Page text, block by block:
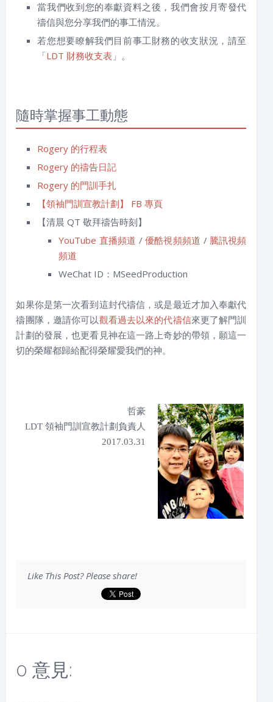
當我們收到您的奉獻資料之後，我們會按月寄發代
禱信與您分享我們的事工情況。
若您想要瞭解我們目前事工財務的收支狀況，請至
「LDT 財務收支表 」。
隨時掌握事工動態
Rogery 的行程表
Rogery 的禱告日記
Rogery 的門訓手扎
【領袖門訓宣教計劃】 FB 專頁
【清晨 QT 敬拜禱告時刻】
YouTube 直播頻道 / 優酷視頻頻道 / 騰訊視頻
頻道
WeChat ID：MSeedProduction
如果你是第一次看到這封代禱信，或是最近才加入奉獻代
禱團隊，邀請你可以觀看過去以來的代禱信來更了解門訓
計劃的發展，也更看見神在這一路上奇妙的帶領，願這一
切的榮耀都歸給配得榮耀愛我們的神。
哲豪
LDT 領袖門訓宣教計劃負責人
2017.03.31
Like This Post? Please share!
0 意見: